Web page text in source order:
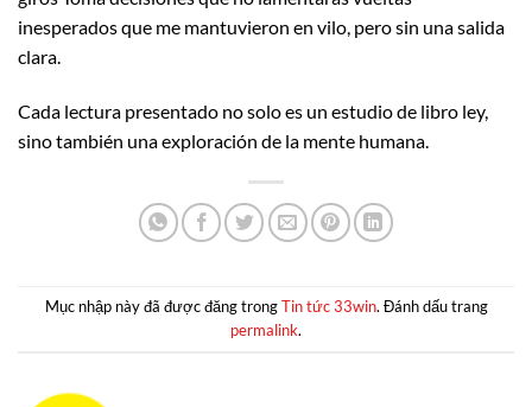
inesperados que me mantuvieron en vilo, pero sin una salida
clara.
Cada lectura presentado no solo es un estudio de libro ley,
sino también una exploración de la mente humana.
Mục nhập này đã được đăng trongTin tức 33win. Đánh dấu trang
permalink.